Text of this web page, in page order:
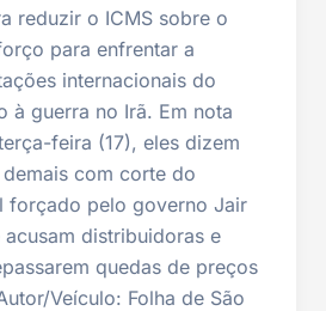
reduzir o ICMS sobre o
para enfrentar a
internacionais do
à guerra no Irã. Em nota
feira (17), eles dizem
com corte do
forçado pelo governo Jair
acusam distribuidoras e
quedas de preços
Veículo: Folha de São